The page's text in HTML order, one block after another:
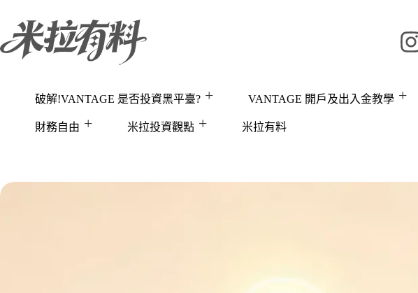
主
破解!VANTAGE 是否投資黑平臺? VANTAGE 開戶及出入金教學
財務自由 米拉投資觀點 米拉有料